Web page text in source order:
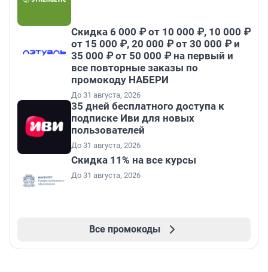
Скидка 6 000 ₽ от 10 000 ₽, 10 000 ₽
от 15 000 ₽, 20 000 ₽ от 30 000 ₽ и
35 000 ₽ от 50 000 ₽ на первый и
все повторные заказы по
промокоду НАБЕРИ
До 31 августа, 2026
35 дней бесплатного доступа к
подписке Иви для новых
пользователей
До 31 августа, 2026
Скидка 11% на все курсы
До 31 августа, 2026
Все промокоды